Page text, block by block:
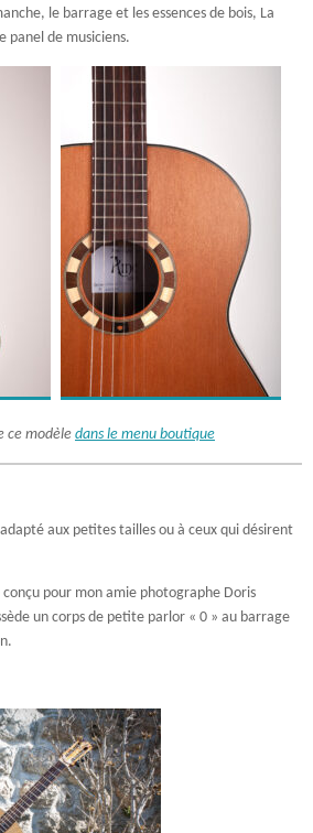
le barrage et les essences de bois, La
panel de musiciens.
ce modèle dans le menu boutique
adapté aux petites tailles ou à ceux qui désirent
conçu pour mon amie photographe Doris
un corps de petite parlor « 0 » au barrage